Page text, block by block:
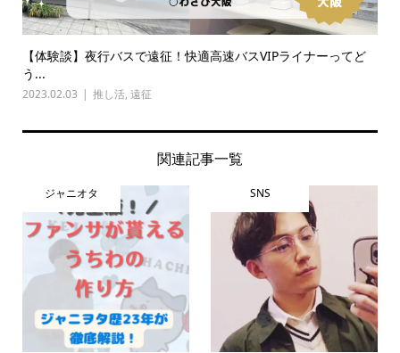
【体験談】夜行バスで遠征！快適高速バスVIPライナーってど
う...
2023.02.03 推し活, 遠征
関連記事一覧
ジャニオタ SNS